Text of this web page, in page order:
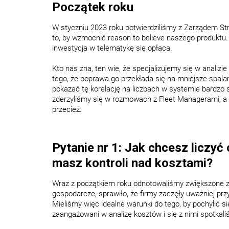
Początek roku
W styczniu 2023 roku potwierdziliśmy z Zarządem
to, by wzmocnić reason to believe naszego
inwestycja w telematykę się opłaca.
Kto nas zna, ten wie, że specjalizujemy się w
tego, że poprawa go przekłada się na mniejsze
pokazać tę korelację na liczbach w systemie
zderzyliśmy się w rozmowach z Fleet Managerami,
przecież:
Pytanie nr 1: Jak chcesz
masz kontroli nad kosztami?
Wraz z początkiem roku odnotowaliśmy
gospodarcze, sprawiło, że firmy zaczęły uważniej
Mieliśmy więc idealne warunki do tego, by pochylić
zaangażowani w analizę kosztów i się z nimi